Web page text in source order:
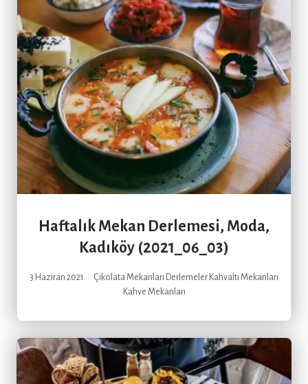
Haftalık Mekan Derlemesi, Moda,
Kadıköy (2021_06_03)
3 Haziran 2021 Çikolata Mekanları Derlemeler Kahvaltı Mekanları
Kahve Mekanları